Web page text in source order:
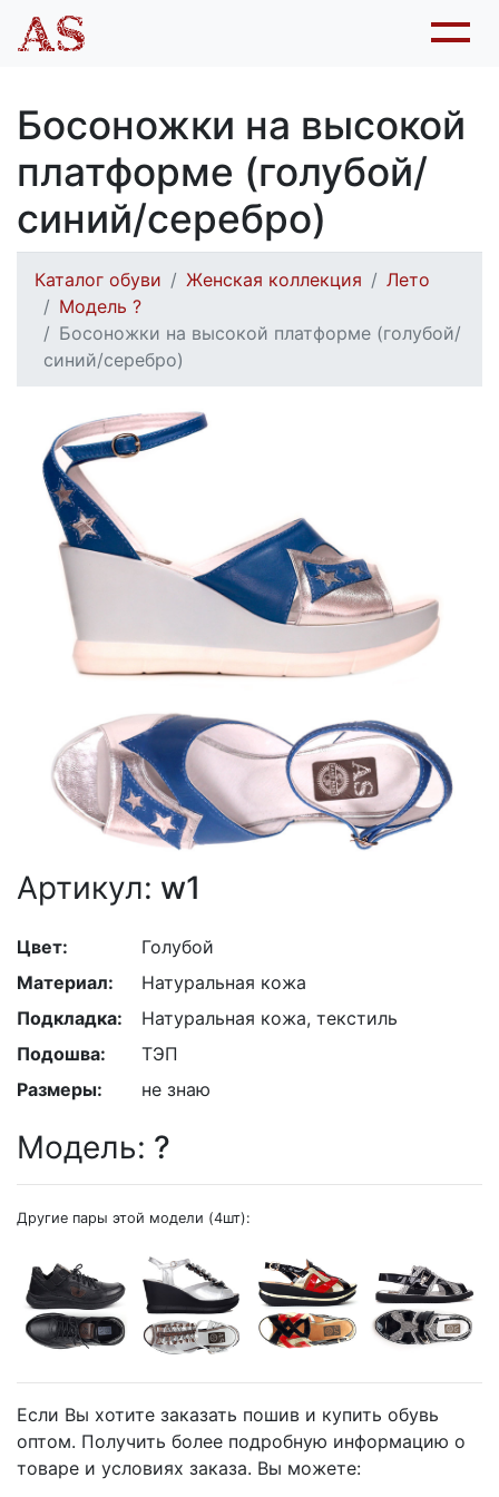
Босоножки на высокой
платформе (голубой/
синий/серебро)
Каталог обуви Женская коллекция
Лето
Модель ?
Босоножки на высокой платформе (голубой/
синий/серебро)
Артикул: w1
Цвет:
Голубой
Материал:
Натуральная кожа
Подкладка:
Натуральная кожа, текстиль
Подошва:
ТЭП
Размеры:
не знаю
Модель: ?
Другие пары этой модели (4шт):
Если Вы хотите заказать пошив и купить обувь
оптом. Получить более подробную информацию о
товаре и условиях заказа. Вы можете: